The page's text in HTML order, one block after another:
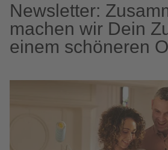
Newsletter:
machen wir Dein
einem schöneren